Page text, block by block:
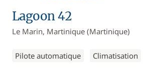
Lagoon 42
Le Marin, Martinique (Martinique)
Pilote automatique Climatisation